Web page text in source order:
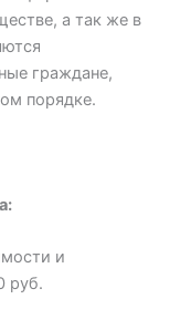
а так же в
граждане,
порядке.
и
руб.